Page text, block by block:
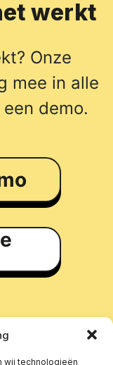
wij technologieën
werkt
Onze
mee in alle
demo.